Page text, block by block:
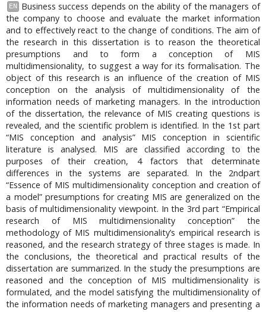
EN
Business success depends on the ability of the managers of
the company to choose and evaluate the market information
and to effectively react to the change of conditions. The aim of
the research in this dissertation is to reason the theoretical
presumptions and to form a conception of MIS
multidimensionality, to suggest a way for its formalisation. The
object of this research is an influence of the creation of MIS
conception on the analysis of multidimensionality of the
information needs of marketing managers. In the introduction
of the dissertation, the relevance of MIS creating questions is
revealed, and the scientific problem is identified. In the 1st part
“MIS conception and analysis” MIS conception in scientific
literature is analysed. MIS are classified according to the
purposes of their creation, 4 factors that determinate
differences in the systems are separated. In the 2ndpart
“Essence of MIS multidimensionality conception and creation of
a model” presumptions for creating MIS are generalized on the
basis of multidimensionality viewpoint. In the 3rd part “Empirical
research of MIS multidimensionality conception” the
methodology of MIS multidimensionality’s empirical research is
reasoned, and the research strategy of three stages is made. In
the conclusions, the theoretical and practical results of the
dissertation are summarized. In the study the presumptions are
reasoned and the conception of MIS multidimensionality is
formulated, and the model satisfying the multidimensionality of
the information needs of marketing managers and presenting a